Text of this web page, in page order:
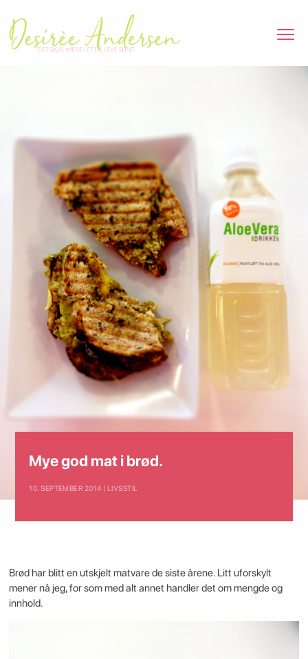
Mye god mat i brød.
10. SEPTEMBER 2014 | LIVSSTIL
Brød har blitt en utskjelt matvare de siste årene. Litt uforskylt
mener nå jeg, for som med alt annet handler det om mengde og
innhold.